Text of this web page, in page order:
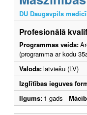
DU Daugavpils
Profesionālā
Programmas veids:
(programma ar kodu
Valoda:latviešu (LV)
Izglītības ieguves
Ilgums: 1 gads